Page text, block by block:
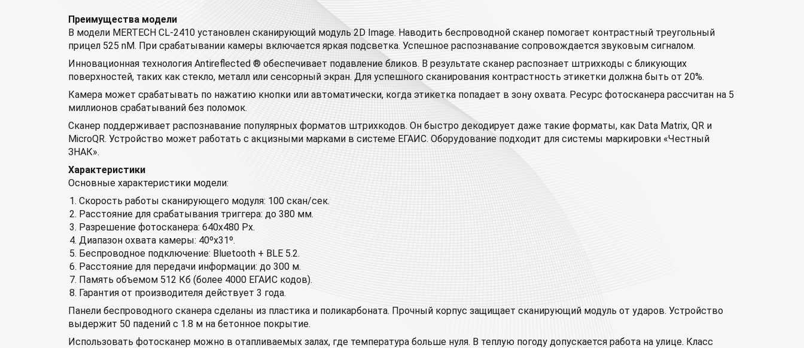
Преимущества модели
В модели MERTECH CL-2410 установлен сканирующий модуль 2D Image. Наводить беспроводной сканер помогает контрастный треугольный
прицел 525 nM. При срабатывании камеры включается яркая подсветка. Успешное распознавание сопровождается звуковым сигналом.
Инновационная технология Antireflected ® обеспечивает подавление бликов. В результате сканер распознает штрихкоды с бликующих
поверхностей, таких как стекло, металл или сенсорный экран. Для успешного сканирования контрастность этикетки должна быть от 20%.
Камера может срабатывать по нажатию кнопки или автоматически, когда этикетка попадает в зону охвата. Ресурс фотосканера рассчитан на 5
миллионов срабатываний без поломок.
Сканер поддерживает распознавание популярных форматов штрихкодов. Он быстро декодирует даже такие форматы, как Data Matrix, QR и
MicroQR. Устройство может работать с акцизными марками в системе ЕГАИС. Оборудование подходит для системы маркировки «Честный
ЗНАК».
Характеристики
Основные характеристики модели:
Скорость работы сканирующего модуля: 100 скан/сек.
Расстояние для срабатывания триггера: до 380 мм.
Разрешение фотосканера: 640х480 Px.
Диапазон охвата камеры: 40ºx31º.
Беспроводное подключение: Bluetooth + BLE 5.2.
Расстояние для передачи информации: до 300 м.
Память объемом 512 Кб (более 4000 ЕГАИС кодов).
Гарантия от производителя действует 3 года.
Панели беспроводного сканера сделаны из пластика и поликарбоната. Прочный корпус защищает сканирующий модуль от ударов. Устройство
выдержит 50 падений с 1.8 м на бетонное покрытие.
Использовать фотосканер можно в отапливаемых залах, где температура больше нуля. В теплую погоду допускается работа на улице. Класс